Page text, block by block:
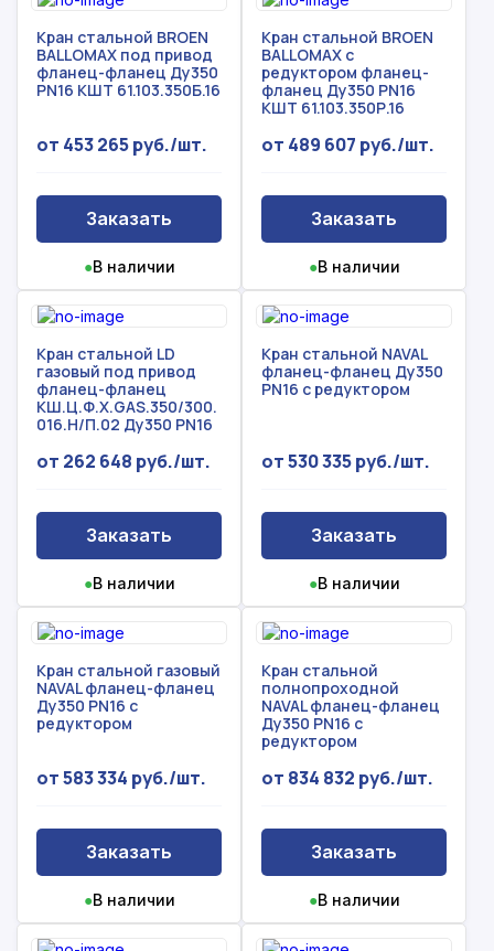
Кран стальной BROEN
BALLOMAX под привод
фланец-фланец Ду350
PN16 КШТ 61.103.350Б.16
от 453 265 руб./шт.
Заказать
●В наличии
Кран стальной BROEN
BALLOMAX с
редуктором фланец-
фланец Ду350 PN16
КШТ 61.103.350Р.16
от 489 607 руб./шт.
Заказать
●В наличии
Кран стальной LD
газовый под привод
фланец-фланец
КШ.Ц.Ф.Х.GAS.350/300.
016.Н/П.02 Ду350 PN16
от 262 648 руб./шт.
Заказать
●В наличии
Кран стальной NAVAL
фланец-фланец Ду350
PN16 с редуктором
от 530 335 руб./шт.
Заказать
●В наличии
Кран стальной газовый
NAVAL фланец-фланец
Ду350 PN16 с
редуктором
от 583 334 руб./шт.
Заказать
●В наличии
Кран стальной
полнопроходной
NAVAL фланец-фланец
Ду350 PN16 с
редуктором
от 834 832 руб./шт.
Заказать
●В наличии
Прикрепить смету на расчет
Отправить запрос
Даю согласие на обработку персональных данных
С вами свяжется наш менеджер.
Произошла ошибка.